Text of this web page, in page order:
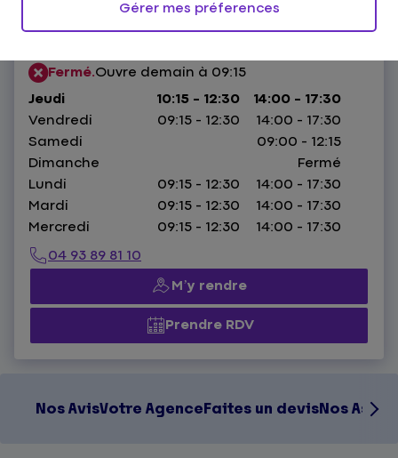
50 Boulevard Risso, 06300 Nice
Fermé.Ouvre demain à 09:15
Jeudi
10:15 - 12:30
14:00 - 17:30
Vendredi
09:15 - 12:30
14:00 - 17:30
Samedi
09:00 - 12:15
Dimanche
Fermé
Lundi
09:15 - 12:30
14:00 - 17:30
Mardi
09:15 - 12:30
14:00 - 17:30
Mercredi
09:15 - 12:30
14:00 - 17:30
04 93 89 81 10
M’y rendre
Prendre RDV
Nos AvisVotre AgenceFaites un devisNos
Gérer mes préferences